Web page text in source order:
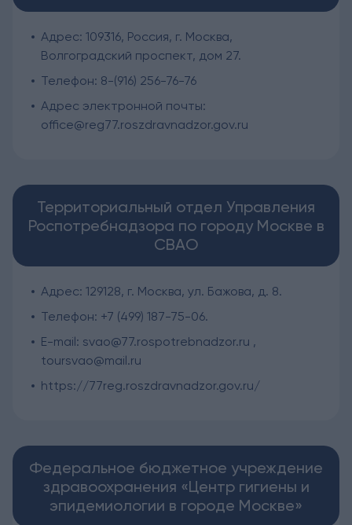
Адрес: 109316, Россия, г. Москва,
Волгоградский проспект, дом 27.
Телефон: 8-(916) 256-76-76
Адрес электронной почты:
office@reg77.roszdravnadzor.gov.ru
Территориальный отдел Управления
Роспотребнадзора по городу Москве в
СВАО
Адрес: 129128, г. Москва, ул. Бажова, д. 8.
Телефон: +7 (499) 187-75-06.
E-mail: svao@77.rospotrebnadzor.ru ,
toursvao@mail.ru
https://77reg.roszdravnadzor.gov.ru/
Федеральное бюджетное учреждение
здравоохранения «Центр гигиены и
эпидемиологии в городе Москве»